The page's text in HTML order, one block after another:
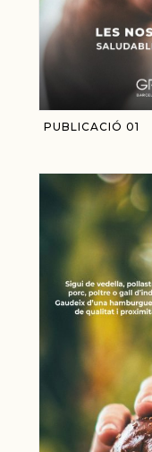
PUBLICACIÓ 01